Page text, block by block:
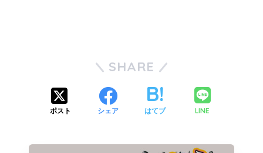
SHARE
ポスト シェア はてブ LINE